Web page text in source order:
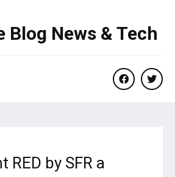
Blog News & Tech
facebook
RED by SFR a